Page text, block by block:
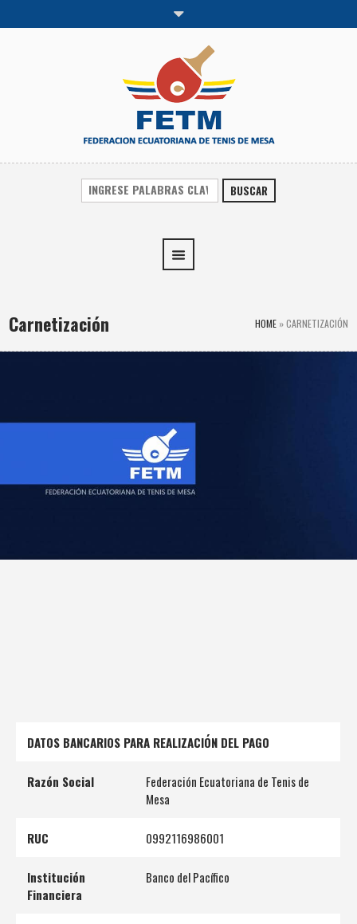
BUSCAR
Carnetización HOME»CARNETIZACIÓN
DATOS BANCARIOS PARA REALIZACIÓN DEL PAGO
Razón Social
Federación Ecuatoriana de Tenis de
Mesa
RUC 0992116986001
Institución
Financiera
Banco del Pacífico